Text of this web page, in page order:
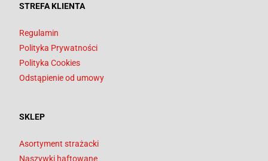
STREFA KLIENTA
Regulamin
Polityka Prywatności
Polityka Cookies
Odstąpienie od umowy
SKLEP
Asortyment strażacki
Naszywki haftowane